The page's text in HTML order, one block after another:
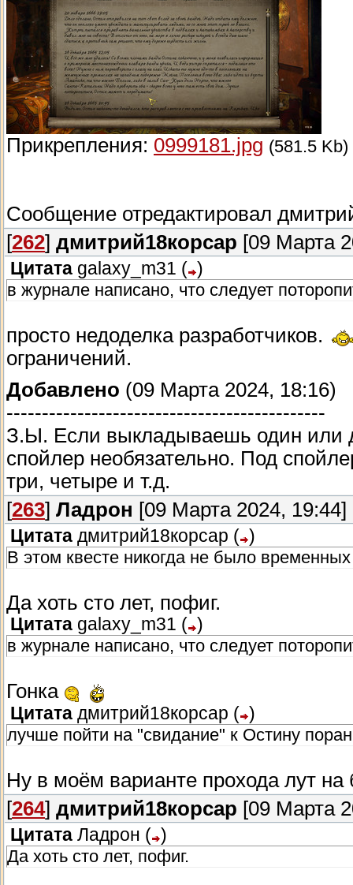
Прикрепления: 0999181.jpg (581.5 Kb)
Сообщение отредактировал
[262] дмитрий18корсар [09 Марта
Цитата galaxy_m31 ( )
в журнале написано, что следует
просто недоделка разработчиков.
ограничений.
Добавлено (09 Марта 2024, 18:16)
---------------------------------------------
З.Ы. Если выкладываешь один или
спойлер необязательно. Под
три, четыре и т.д.
[263] Ладрон [09 Марта 2024, 19:44]
Цитата дмитрий18корсар ( )
В этом квесте никогда не было
Да хоть сто лет, пофиг.
Цитата galaxy_m31 ( )
в журнале написано, что следует
Гонка
Цитата дмитрий18корсар ( )
лучше пойти на "свидание" к Остину
Ну в моём варианте прохода лут
[264] дмитрий18корсар [09 Марта
Цитата Ладрон ( )
Да хоть сто лет, пофиг.